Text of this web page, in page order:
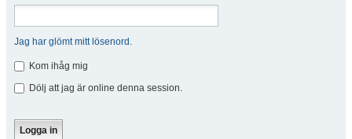
Jag har glömt mitt lösenord.
Kom ihåg mig
Dölj att jag är online denna session.